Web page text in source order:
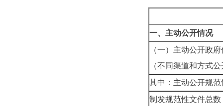
一、主动公开情况
（一）主动公开政
（不同渠道和方式
其中：主动公开规范
制发规范性文件总数